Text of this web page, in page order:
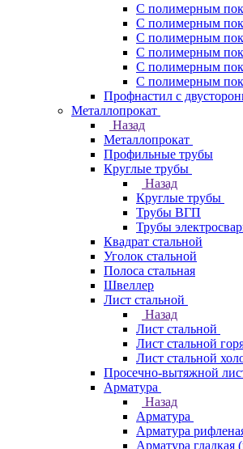
С полимерным
С полимерным
С полимерным
С полимерным
С полимерным
С полимерным
Профнастил с
Металлопрокат
Назад
Металлопрокат
Профильные трубы
Круглые трубы
Назад
Круглые трубы
Трубы ВГП
Трубы
Квадрат стальной
Уголок стальной
Полоса стальная
Швеллер
Лист стальной
Назад
Лист стальной
Лист стальной
Лист стальной
Просечно-вытяжной
Арматура
Назад
Арматура
Арматура
Арматура гладкая